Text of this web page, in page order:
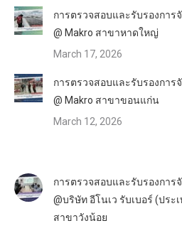
การตรวจสอบและรับรองการ
@ Makro สาขาหาดใหญ่
March 17, 2026
การตรวจสอบและรับรองการ
@ Makro สาขาขอนแก่น
March 12, 2026
การตรวจสอบและรับรองการ
@บริษัท อีโนเว รับเบอร์ (ปร
สาขาวังน้อย